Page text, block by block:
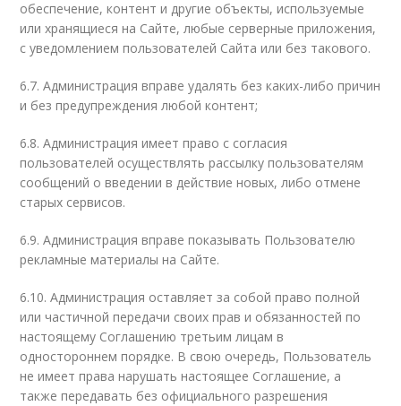
обеспечение, контент и другие объекты, используемые
или хранящиеся на Сайте, любые серверные приложения,
с уведомлением пользователей Сайта или без такового.
6.7. Администрация вправе удалять без каких-либо причин
и без предупреждения любой контент;
6.8. Администрация имеет право с согласия
пользователей осуществлять рассылку пользователям
сообщений о введении в действие новых, либо отмене
старых сервисов.
6.9. Администрация вправе показывать Пользователю
рекламные материалы на Сайте.
6.10. Администрация оставляет за собой право полной
или частичной передачи своих прав и обязанностей по
настоящему Соглашению третьим лицам в
одностороннем порядке. В свою очередь, Пользователь
не имеет права нарушать настоящее Соглашение, а
также передавать без официального разрешения